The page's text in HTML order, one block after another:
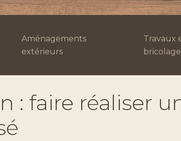
Aménagements
extérieurs
Travaux
bricolage
: faire réaliser